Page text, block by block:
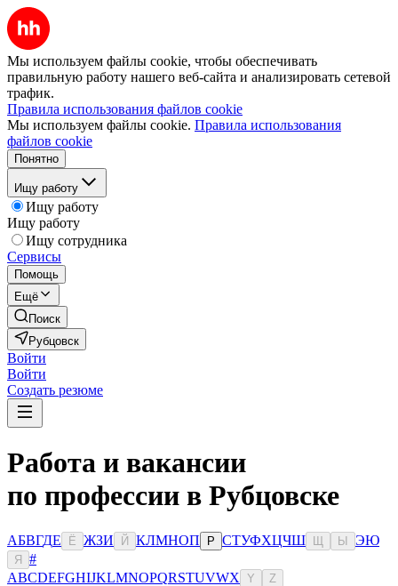
Мы используем файлы cookie, чтобы обеспечивать
правильную работу нашего веб-сайта и анализировать сетевой
трафик.
Правила использования файлов cookie
Мы используем файлы cookie. Правила использования
файлов cookie
Понятно
Ищу работу
Ищу работу
Ищу работу
Ищу сотрудника
Сервисы
Помощь
Ещё
Поиск
Рубцовск
Войти
Войти
Создать резюме
Работа и вакансии
по профессии в Рубцовске
АБВГДЕ Ё ЖЗИ Й КЛМНОП Р СТУФХЦЧШ Ы ЭЮ
Я
#
ABCDEFGHIJKLMNOPQRSTUVWX Y Z